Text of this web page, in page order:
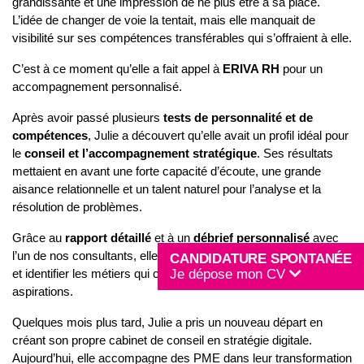
CANDIDATURE SPONTANÉE
Je dépose mon CV
L’idée de changer de voie la tentait, mais elle manquait de
visibilité sur ses compétences transférables qui s’offraient à elle.
C’est à ce moment qu’elle a fait appel à ERIVA RH pour un
accompagnement personnalisé.
Après avoir passé plusieurs tests de personnalité et de
compétences, Julie a découvert qu’elle avait un profil idéal pour
le conseil et l’accompagnement stratégique. Ses résultats
mettaient en avant une forte capacité d’écoute, une grande
aisance relationnelle et un talent naturel pour l’analyse et la
résolution de problèmes.
Grâce au rapport détaillé et à un débrief personnalisé avec
l’un de nos consultants, elle a pu mieux comprendre ses atouts
et identifier les métiers qui correspondaient réellement à ses
aspirations.
Quelques mois plus tard, Julie a pris un nouveau départ en
créant son propre cabinet de conseil en stratégie digitale.
Aujourd’hui, elle accompagne des PME dans leur transformation